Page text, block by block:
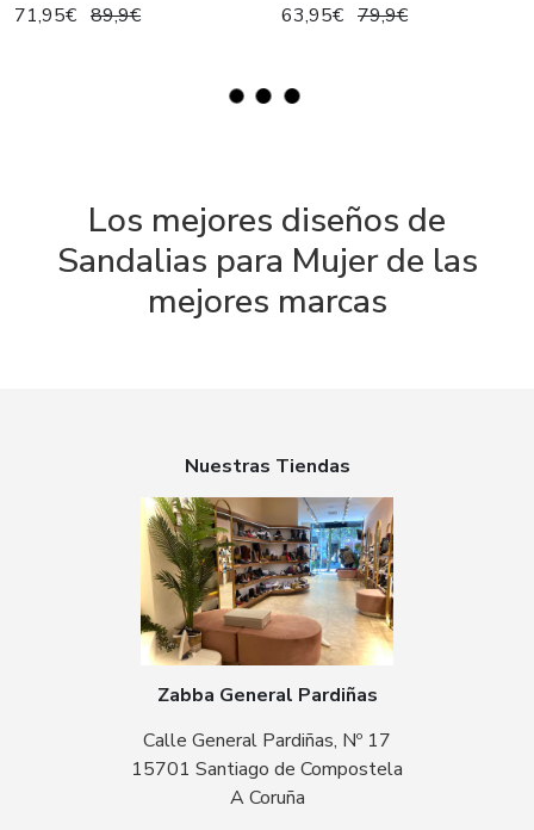
71,95€ 89,9€ 63,95€ 79,9€
Los mejores diseños de
Sandalias para Mujer de las
mejores marcas
Nuestras Tiendas
Zabba General Pardiñas
Calle General Pardiñas, Nº 17
15701 Santiago de Compostela
A Coruña